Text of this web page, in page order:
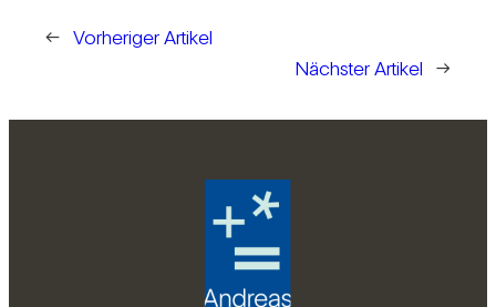
← Vorheriger Artikel
Nächster Artikel
→